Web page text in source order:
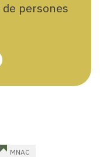
de persones
MNAC